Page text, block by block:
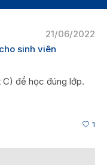
21/06/2022
sinh viên
để học đúng lớp.
1